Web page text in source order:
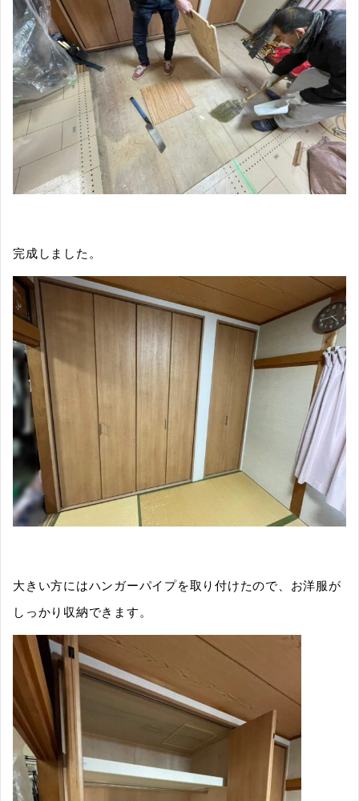
完成しました。
大きい方にはハンガーパイプを取り付けたので、お洋服が
しっかり収納できます。